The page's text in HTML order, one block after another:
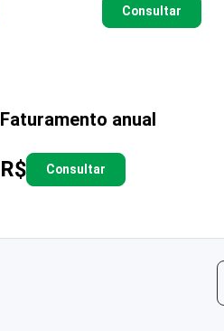
Consultar
Faturamento anual
R$ Consultar